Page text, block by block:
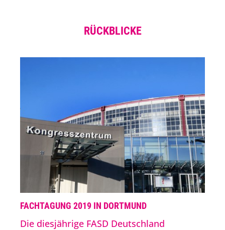
RÜCKBLICKE
FACHTAGUNG 2019 IN DORTMUND
Die diesjährige FASD Deutschland